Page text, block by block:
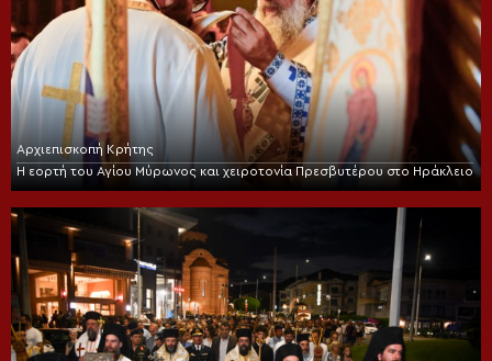
Αρχιεπισκοπή Κρήτης
Η εορτή του Αγίου Μύρωνος και χειροτονία Πρεσβυτέρου στο Ηράκλειο